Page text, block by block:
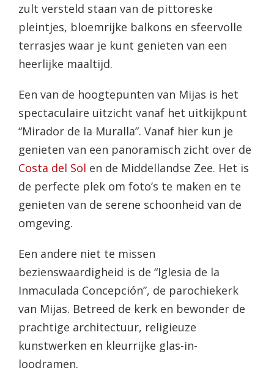
zult versteld staan van de pittoreske
pleintjes, bloemrijke balkons en sfeervolle
terrasjes waar je kunt genieten van een
heerlijke maaltijd.
Een van de hoogtepunten van Mijas is het
spectaculaire uitzicht vanaf het uitkijkpunt
“Mirador de la Muralla”. Vanaf hier kun je
genieten van een panoramisch zicht over de
Costa del Sol en de Middellandse Zee. Het is
de perfecte plek om foto’s te maken en te
genieten van de serene schoonheid van de
omgeving.
Een andere niet te missen
bezienswaardigheid is de “Iglesia de la
Inmaculada Concepción”, de parochiekerk
van Mijas. Betreed de kerk en bewonder de
prachtige architectuur, religieuze
kunstwerken en kleurrijke glas-in-
loodramen.